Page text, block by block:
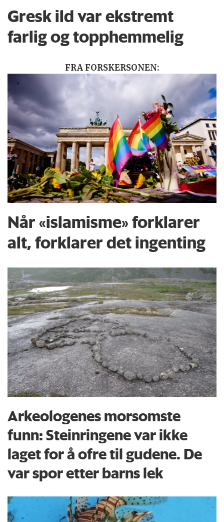
Gresk ild var ekstremt
farlig og topphemmelig
FRA FORSKERSONEN:
Når «islamisme» forklarer
alt, forklarer det ingenting
Arkeologenes morsomste
funn: Steinringene var ikke
laget for å ofre til gudene. De
var spor etter barns lek